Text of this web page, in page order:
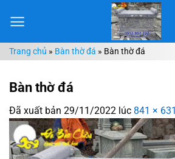
đến
dungTrang chủ » Bàn thờ đá » Bàn thờ đá
Bàn thờ đá
Đã xuất bản 29/11/2022 lúc 841 × 631